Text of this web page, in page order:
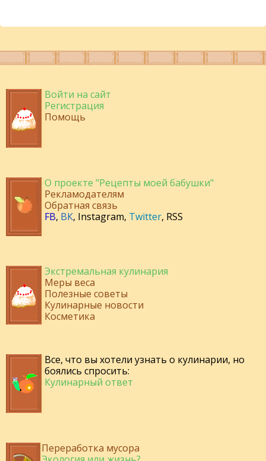
Войти на сайт
Регистрация
Помощь
О проекте "Рецепты моей бабушки"
Рекламодателям
Обратная связь
FB, ВК, Instagram, Twitter, RSS
Экстремальная кулинария
Меры веса
Полезные советы
Кулинарные новости
Косметика
Все, что вы хотели узнать о кулинарии, но
боялись спросить:
Кулинарный ответ
Переработка мусора